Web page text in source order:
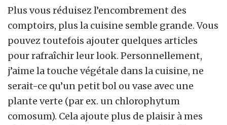
Plus vous réduisez l’encombrement des
comptoirs, plus la cuisine semble grande. Vous
pouvez toutefois ajouter quelques articles
pour rafraîchir leur look. Personnellement,
j’aime la touche végétale dans la cuisine, ne
serait-ce qu’un petit bol ou vase avec une
plante verte (par ex. un chlorophytum
comosum). Cela ajoute plus de plaisir à mes